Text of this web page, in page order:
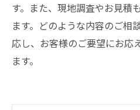
す。また、現地調査やお見積
ます。どのような内容のご相
応し、お客様のご要望にお応
ます。